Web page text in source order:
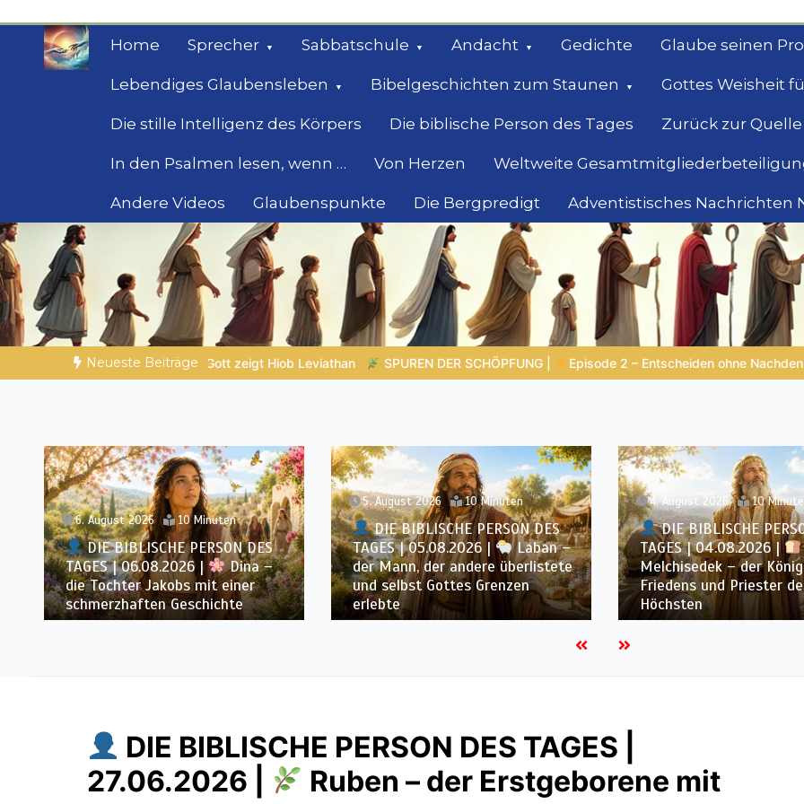
springen
Home Sprecher Sabbatschule Andacht Gedichte Glaube seinen
Lebendiges Glaubensleben Bibelgeschichten zum Staunen Gottes Weisheit
Die stille Intelligenz des Körpers Die biblische Person des Tages Zurück zur
In den Psalmen lesen, wenn … Von Herzen Weltweite
Andere Videos Glaubenspunkte Die Bergpredigt Adventistisches Nachrichten
Geheimnisse der Bibel
Biblische Einsichten für Menschen auf der Suche
Neueste Beiträge
SPUREN DER SCHÖPFUNG | Episode 2 – Entscheiden ohne Nachdenken – Wenn Reaktion klüger ist als Reflexion |
5. August 2026 10 Minuten
DIE BIBLISCHE PERSON DES
TAGES | 05.08.2026 |
Laban –
der Mann, der andere überlistete
und selbst Gottes Grenzen
erlebte
4. August 2026 10 Minuten
DIE BIBLISCHE PERSON DES
TAGES | 04.08.2026 |
Melchisedek – der König des
Friedens und Priester des
Höchsten
3. August 2026 9 Minuten
DIE BIBLISCHE
TAGES | 03.08.2026 |
der Sohn der Hoffnung
Schmerz
DIE BIBLISCHE PERSON DES TAGES |
27.06.2026 |
Ruben – der Erstgeborene mit